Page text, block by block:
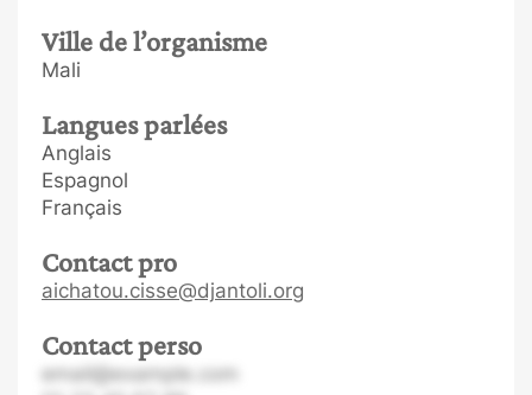
Ville de l’organisme
Mali
Langues parlées
Anglais
Espagnol
Français
Contact pro
aichatou.cisse@djantoli.org
Contact perso
email@example.com